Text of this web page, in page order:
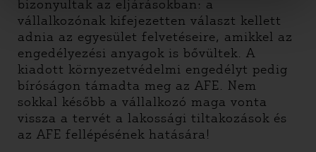
bizonyultak az eljárásokban: a
vállalkozónak kifejezetten választ kellett
adnia az egyesület felvetéseire, amikkel az
engedélyezési anyagok is bővültek. A
kiadott környezetvédelmi engedélyt pedig
bíróságon támadta meg az AFE. Nem
sokkal később a vállalkozó maga vonta
vissza a tervét a lakossági tiltakozások és
az AFE fellépésének hatására!